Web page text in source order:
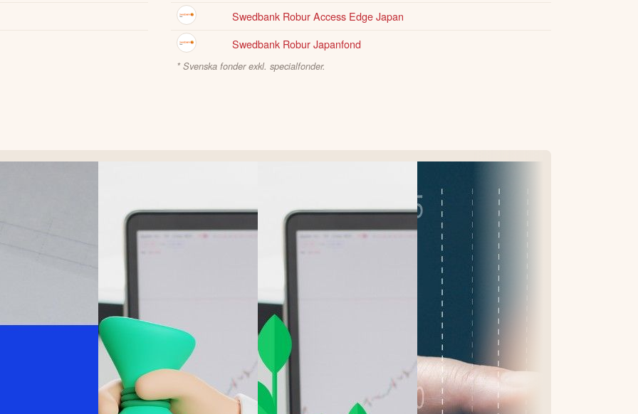
Swedbank Robur Access Edge Japan
Swedbank Robur Japanfond
* Svenska fonder exkl. specialfonder.